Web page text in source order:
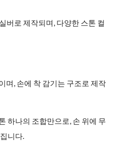
버로 제작되며, 다양한 스톤 컬
며, 손에 착 감기는 구조로 제작
하나의 조합만으로, 손 위에 무
니다.